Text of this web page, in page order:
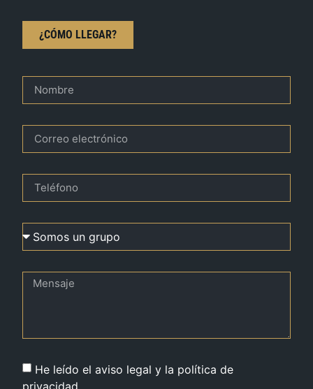
¿CÓMO LLEGAR?
He leído el aviso legal y la política de
privacidad